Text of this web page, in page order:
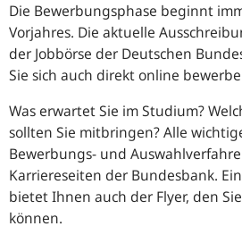
Die Bewerbungsphase beginnt
Vorjahres. Die aktuelle
der Jobbörse der Deutschen
Sie sich auch direkt online
Was erwartet Sie im Studium?
sollten Sie mitbringen? Alle
Bewerbungs- und
Karriereseiten der Bundesbank.
bietet Ihnen auch der Flyer, den
können.